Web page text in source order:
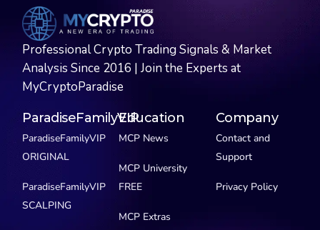
Professional Crypto Trading Signals & Market
Analysis Since 2016 | Join the Experts at
MyCryptoParadise
ParadiseFamilyVIP
ParadiseFamilyVIP
ORIGINAL
ParadiseFamilyVIP
SCALPING
Education
MCP News
MCP University
FREE
MCP Extras
Company
Contact and
Support
Privacy Policy